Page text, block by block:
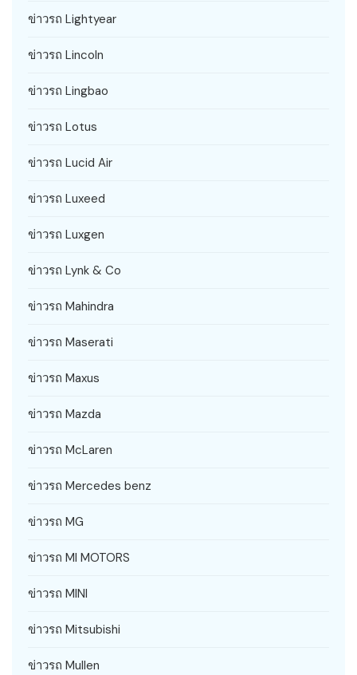
ข่าวรถ Lightyear
ข่าวรถ Lincoln
ข่าวรถ Lingbao
ข่าวรถ Lotus
ข่าวรถ Lucid Air
ข่าวรถ Luxeed
ข่าวรถ Luxgen
ข่าวรถ Lynk & Co
ข่าวรถ Mahindra
ข่าวรถ Maserati
ข่าวรถ Maxus
ข่าวรถ Mazda
ข่าวรถ McLaren
ข่าวรถ Mercedes benz
ข่าวรถ MG
ข่าวรถ MI MOTORS
ข่าวรถ MINI
ข่าวรถ Mitsubishi
ข่าวรถ Mullen